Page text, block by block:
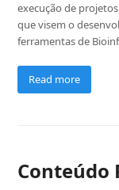
execução de
que visem o
ferramentas de
Read more
Conteúdo